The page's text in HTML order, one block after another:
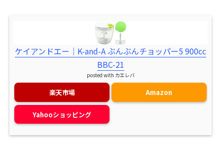
ケイアンドエー｜K-and-A ぶんぶんチョッパー5 900cc
BBC-21
posted with カエレバ
楽天市場 Amazon
Yahooショッピング